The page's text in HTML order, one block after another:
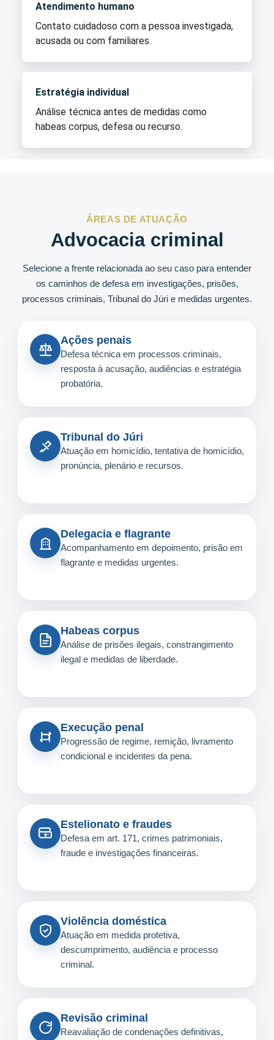
Atendimento humano
Contato cuidadoso com a pessoa investigada,
acusada ou com familiares.
Estratégia individual
Análise técnica antes de medidas como
habeas corpus, defesa ou recurso.
ÁREAS DE ATUAÇÃO
Advocacia criminal
Selecione a frente relacionada ao seu caso para entender
os caminhos de defesa em investigações, prisões,
processos criminais, Tribunal do Júri e medidas urgentes.
Ações penais
Defesa técnica em processos criminais,
resposta à acusação, audiências e estratégia
probatória.
Tribunal do Júri
Atuação em homicídio, tentativa de homicídio,
pronúncia, plenário e recursos.
Delegacia e flagrante
Acompanhamento em depoimento, prisão em
flagrante e medidas urgentes.
Habeas corpus
Análise de prisões ilegais, constrangimento
ilegal e medidas de liberdade.
Execução penal
Progressão de regime, remição, livramento
condicional e incidentes da pena.
Estelionato e fraudes
Defesa em art. 171, crimes patrimoniais,
fraude e investigações financeiras.
Violência doméstica
Atuação em medida protetiva,
descumprimento, audiência e processo
criminal.
Revisão criminal
Reavaliação de condenações definitivas,